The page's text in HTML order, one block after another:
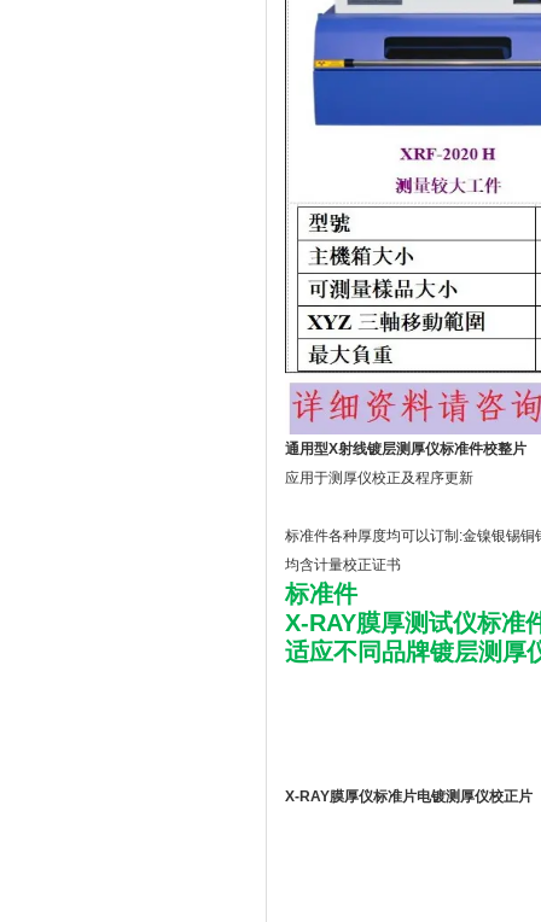
通用型X射线镀层测厚仪标准件校整片
应用于测厚仪校正及程序更新
标准件各种厚度均可以订制:金镍银锡铜
均含计量校正证书
标准件
X-RAY膜厚测试仪标准
适应不同品牌镀层测厚
X-RAY膜厚仪标准片电镀测厚仪校正片